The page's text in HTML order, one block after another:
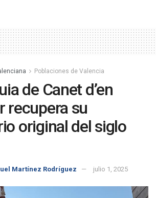
Poblaciones de Valencia
de Canet d’en
recupera su
original del siglo
Martínez Rodríguez julio 1, 2025